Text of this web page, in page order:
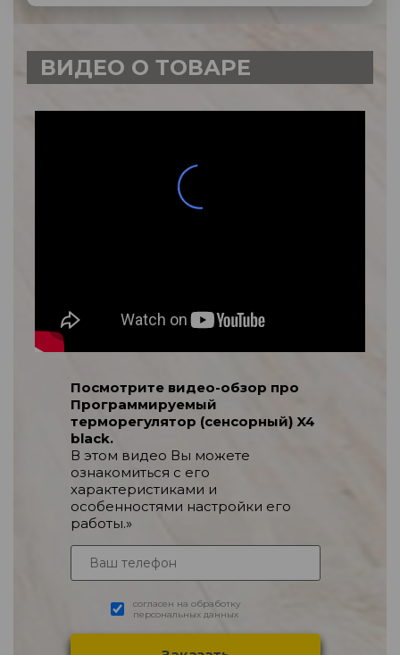
ВИДЕО О ТОВАРЕ
Посмотрите видео-обзор про
Программируемый
терморегулятор (сенсорный) X4
black.
В этом видео Вы можете
ознакомиться с его
характеристиками и
особенностями настройки его
работы.»
согласен на обработку
персональных данных